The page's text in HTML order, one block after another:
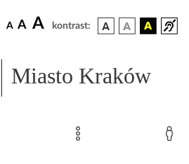
A A A kontrast:
Miasto Kraków